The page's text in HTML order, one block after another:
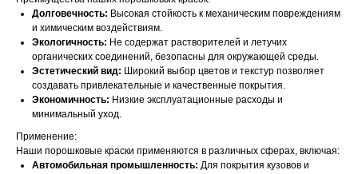
Долговечность: Высокая стойкость к механическим повреждениям
и химическим воздействиям.
Экологичность: Не содержат растворителей и летучих
органических соединений, безопасны для окружающей среды.
Эстетический вид: Широкий выбор цветов и текстур позволяет
создавать привлекательные и качественные покрытия.
Экономичность: Низкие эксплуатационные расходы и
минимальный уход.
Применение:
Наши порошковые краски применяются в различных сферах, включая:
Автомобильная промышленность: Для покрытия кузовов и